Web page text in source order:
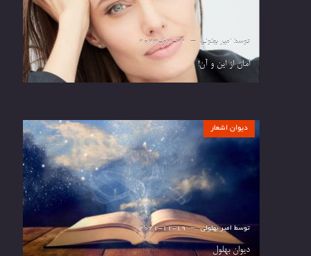
توسط امیر بهلولی 2023-03-21
امان از این و آن!
دیوان اشعار
توسط امیر بهلولی 2021-11-19
دیوان بهلول